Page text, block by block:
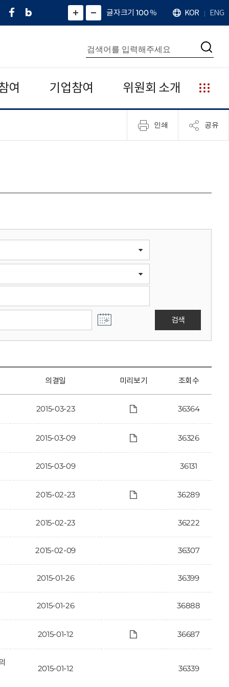
페
네
그
)
화
면
면
소
확
대
치
글자크기 100%
언
어
KOR ENG
통
합
검
색
검
여 기업참여 위원회 소개
누
리
집
안
인쇄 공유
검색
의결일 미리보기 조회수
2015-03-23 36364
2015-03-09 36326
2015-03-09 36131
2015-02-23 36289
2015-02-23 36222
2015-02-09 36307
2015-01-26 36399
2015-01-26 36888
2015-01-12 36687
2015-01-12 36339